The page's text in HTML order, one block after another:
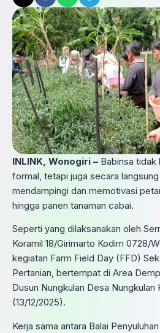
INLINK, Wonogiri – Babinsa tidak
formal, tetapi juga secara
mendampingi dan memotivasi
hingga panen tanaman cabai.
Seperti yang dilaksanakan oleh
Koramil 18/Girimarto Kodim 0728/
kegiatan Farm Field Day (FFD)
Pertanian, bertempat di Area
Dusun Nungkulan Desa Nungkulan
(13/12/2025).
Kerja sama antara Balai